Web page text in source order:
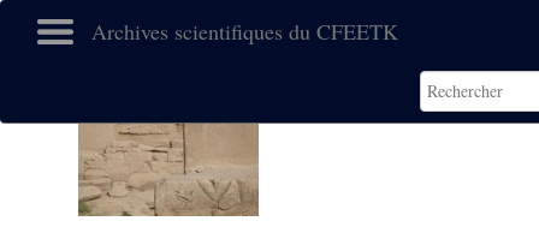
Archives scientifiques du CFEETK